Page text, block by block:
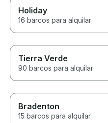
Holiday
16 barcos para alquilar
Tierra Verde
90 barcos para alquilar
Bradenton
15 barcos para alquilar